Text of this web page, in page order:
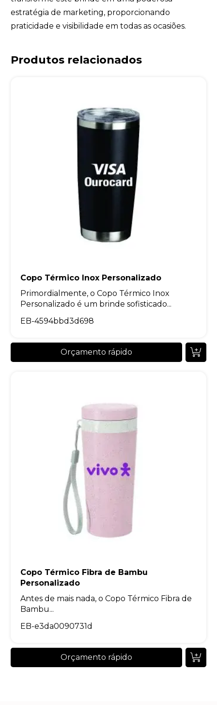
estratégia de marketing, proporcionando
praticidade e visibilidade em todas as ocasiões.
Produtos relacionados
Copo Térmico Inox Personalizado
Primordialmente, o Copo Térmico Inox
Personalizado é um brinde sofisticado...
EB-4594bbd3d698
Orçamento rápido
Copo Térmico Fibra de Bambu
Personalizado
Antes de mais nada, o Copo Térmico Fibra de
Bambu...
EB-e3da0090731d
Orçamento rápido